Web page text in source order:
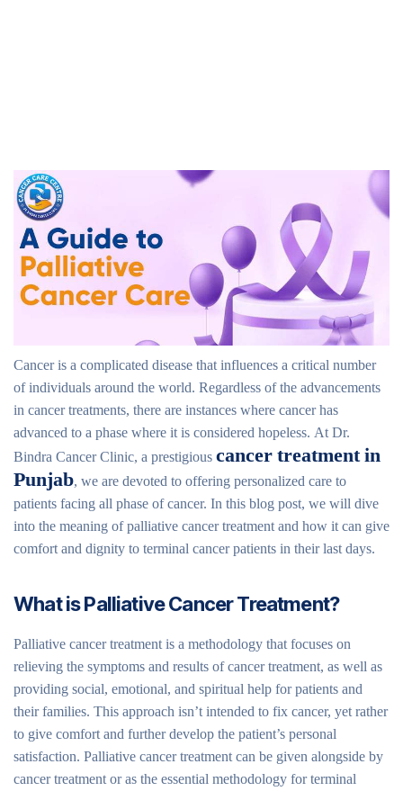
Cancer is a complicated disease that influences a critical number
of individuals around the world. Regardless of the advancements
in cancer treatments, there are instances where cancer has
advanced to a phase where it is considered hopeless. At Dr.
Bindra Cancer Clinic, a prestigious cancer treatment in
Punjab, we are devoted to offering personalized care to
patients facing all phase of cancer. In this blog post, we will dive
into the meaning of palliative cancer treatment and how it can give
comfort and dignity to terminal cancer patients in their last days.
What is Palliative Cancer Treatment?
Palliative cancer treatment is a methodology that focuses on
relieving the symptoms and results of cancer treatment, as well as
providing social, emotional, and spiritual help for patients and
their families. This approach isn’t intended to fix cancer, yet rather
to give comfort and further develop the patient’s personal
satisfaction. Palliative cancer treatment can be given alongside by
cancer treatment or as the essential methodology for terminal